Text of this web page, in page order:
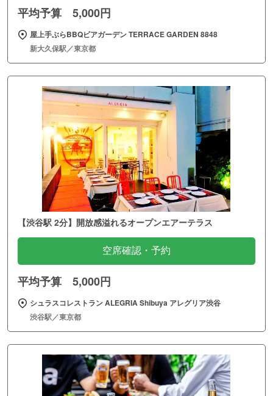
平均予算 5,000円
屋上手ぶらBBQビアガーデン TERRACE GARDEN 8848
新大久保駅／東京都
【渋谷駅 2分】開放感溢れるオープンエアーテラス
空席確認・予約
平均予算 5,000円
シュラスコレストラン ALEGRIA Shibuya アレグリア渋谷
渋谷駅／東京都